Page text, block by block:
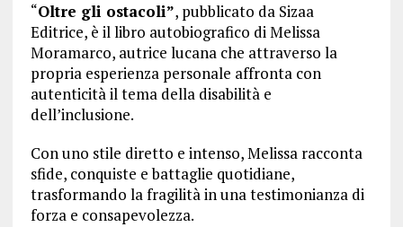
“Oltre gli ostacoli”, pubblicato da Sizaa
Editrice, è il libro autobiografico di Melissa
Moramarco, autrice lucana che attraverso la
propria esperienza personale affronta con
autenticità il tema della disabilità e
dell’inclusione.
Con uno stile diretto e intenso, Melissa racconta
sfide, conquiste e battaglie quotidiane,
trasformando la fragilità in una testimonianza di
forza e consapevolezza.